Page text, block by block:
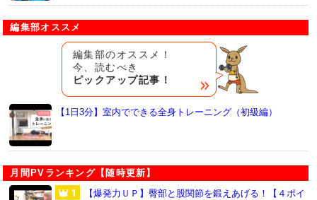
編集部オススメ
編集部のオススメ！
今、読むべき
ピックアップ記事！
【1日3分】室内でできる全身トレーニング（初級編）
月間PVランキング【随時更新】
【爆発力ＵＰ】臀部と股関節を鍛えあげる！【４ポイ